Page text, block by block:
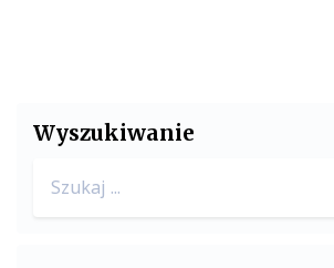
Wyszukiwanie
for: